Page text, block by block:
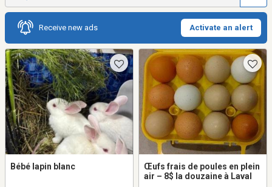
Receive new ads Activate an alert
Bébé lapin blanc
Œufs frais de poules en plein
air – 8$ la douzaine à Laval